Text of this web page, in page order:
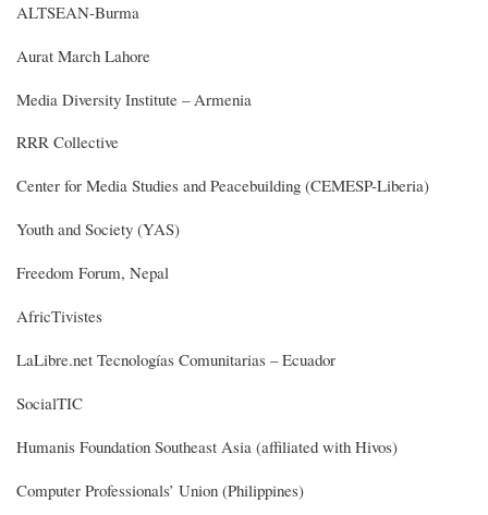
ALTSEAN-Burma
Aurat March Lahore
Media Diversity Institute – Armenia
RRR Collective
Center for Media Studies and Peacebuilding (CEMESP-Liberia)
Youth and Society (YAS)
Freedom Forum, Nepal
AfricTivistes
LaLibre.net Tecnologías Comunitarias – Ecuador
SocialTIC
Humanis Foundation Southeast Asia (affiliated with Hivos)
Computer Professionals’ Union (Philippines)